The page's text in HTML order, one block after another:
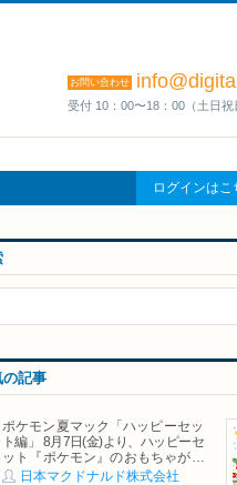
お問い合わせ
受付 10：00〜18：00（土日祝
ログインはこ
の記事
ポケモン夏マック「ハッピーセッ
ト編」 8月7日(金)より、ハッピーセ
ット『ポケモン』のおもちゃが期
間限定登場
日本マクドナルド株式会社